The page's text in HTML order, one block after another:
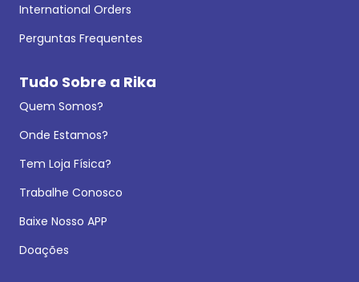
International Orders
Perguntas Frequentes
Tudo Sobre a Rika
Quem Somos?
Onde Estamos?
Tem Loja Física?
Trabalhe Conosco
Baixe Nosso APP
Doações